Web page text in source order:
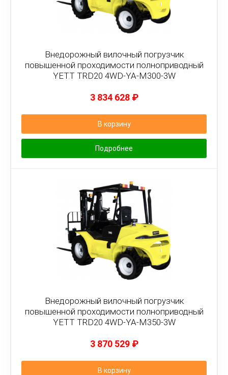
Внедорожный вилочный погрузчик
повышенной проходимости полноприводный
YETT TRD20 4WD-YA-M300-3W
3 834 628 ₽
В корзину
Подробнее
Внедорожный вилочный погрузчик
повышенной проходимости полноприводный
YETT TRD20 4WD-YA-M350-3W
3 870 529 ₽
В корзину